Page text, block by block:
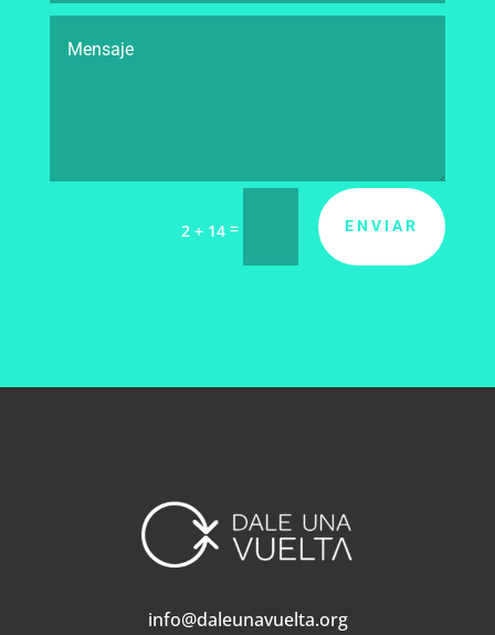
2 + 14 = ENVIAR
info@daleunavuelta.org